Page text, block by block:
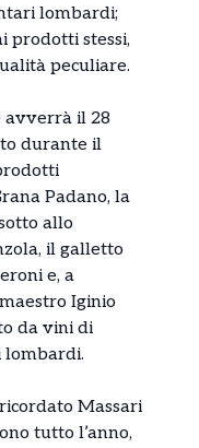
lombardi;
prodotti stessi,
peculiare.
avverrà il 28
durante il
Padano, la
allo
il galletto
e, a
Iginio
da vini di
Massari
tutto l’anno,